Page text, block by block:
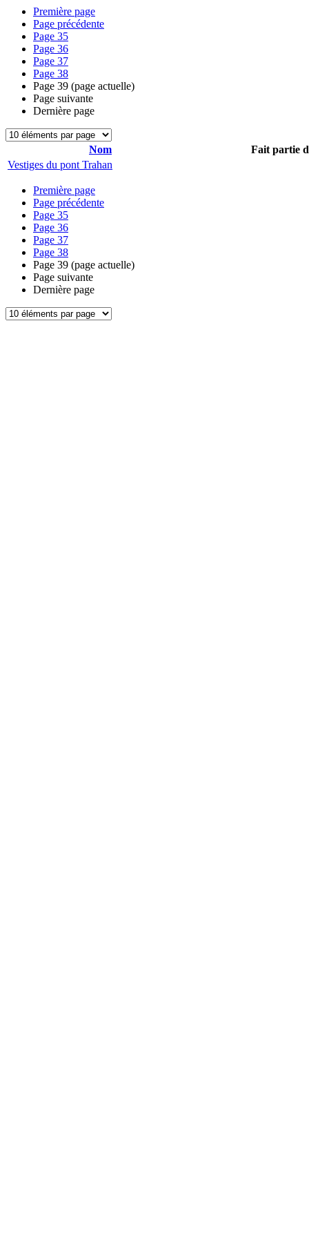
Première page
Page précédente
Page 35
Page 36
Page 37
Page 38
Page 39 (page actuelle)
Page suivante
Dernière page
Nom
Fait partie
Vestiges du pont Trahan
Première page
Page précédente
Page 35
Page 36
Page 37
Page 38
Page 39 (page actuelle)
Page suivante
Dernière page